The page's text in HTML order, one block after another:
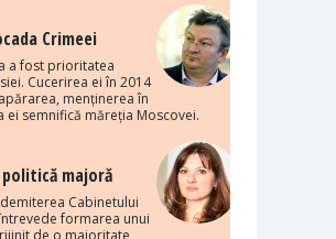
Crimeei
a fost prioritatea
Cucerirea ei în 2014
menținerea în
semnifică măreția Moscovei.
majoră
Cabinetului
formarea unui